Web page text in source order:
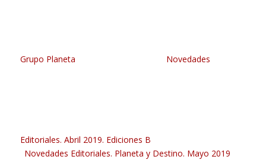
Grupo Planeta Novedades
Editoriales. Abril 2019. Ediciones B
Novedades Editoriales. Planeta y Destino. Mayo 2019